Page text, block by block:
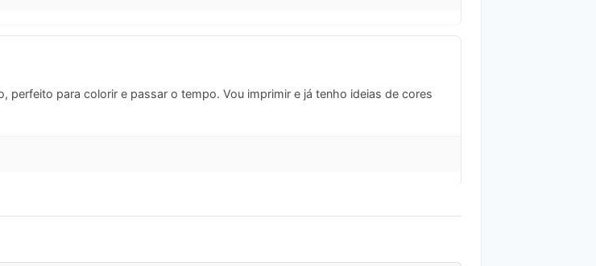
perfeito para colorir e passar o tempo. Vou imprimir e já tenho ideias de cores